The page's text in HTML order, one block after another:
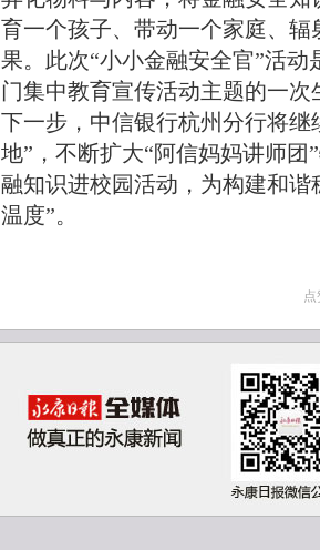
育一个孩子、带动一个家庭、
果。此次“小小金融安全官”活
门集中教育宣传活动主题的一次
下一步，中信银行杭州分行将
地”，不断扩大“阿信妈妈讲师
融知识进校园活动，为构建和
温度”。
点